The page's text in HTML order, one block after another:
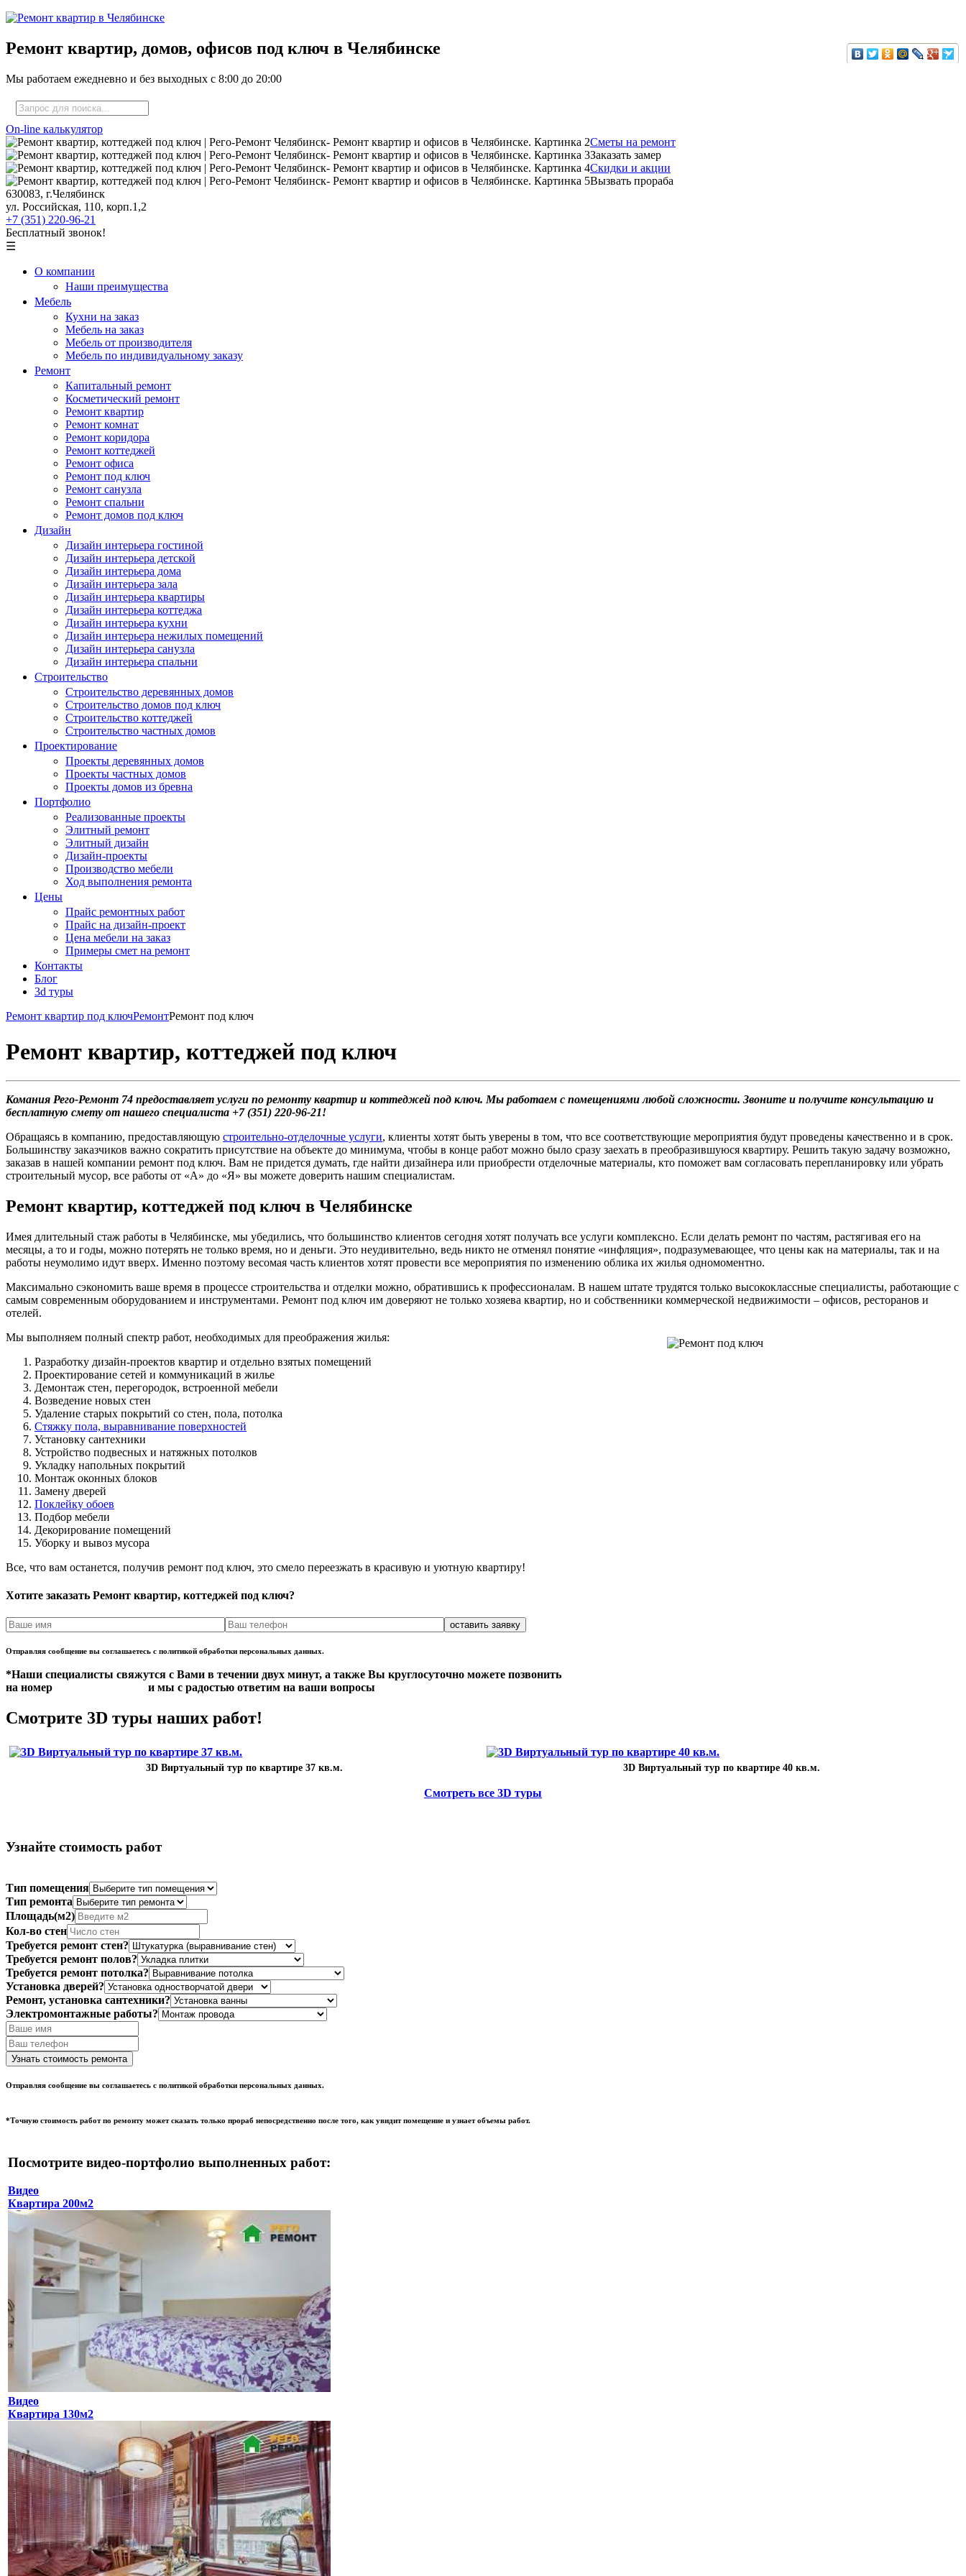
Ремонт квартир, домов, офисов под ключ в Челябинске
Мы работаем ежедневно и без выходных с 8:00 до 20:00
On-line калькулятор
Сметы на ремонт
Заказать замер
Скидки и акции
Вызвать прораба
630083, г.Челябинск
ул. Российская, 110, корп.1,2
+7 (351) 220-96-21
Бесплатный звонок!
☰
О компании
Наши преимущества
Мебель
Кухни на заказ
Мебель на заказ
Мебель от производителя
Мебель по индивидуальному заказу
Ремонт
Капитальный ремонт
Косметический ремонт
Ремонт квартир
Ремонт комнат
Ремонт коридора
Ремонт коттеджей
Ремонт офиса
Ремонт под ключ
Ремонт санузла
Ремонт спальни
Ремонт домов под ключ
Дизайн
Дизайн интерьера гостиной
Дизайн интерьера детской
Дизайн интерьера дома
Дизайн интерьера зала
Дизайн интерьера квартиры
Дизайн интерьера коттеджа
Дизайн интерьера кухни
Дизайн интерьера нежилых помещений
Дизайн интерьера санузла
Дизайн интерьера спальни
Строительство
Строительство деревянных домов
Строительство домов под ключ
Строительство коттеджей
Строительство частных домов
Проектирование
Проекты деревянных домов
Проекты частных домов
Проекты домов из бревна
Портфолио
Реализованные проекты
Элитный ремонт
Элитный дизайн
Дизайн-проекты
Производство мебели
Ход выполнения ремонта
Цены
Прайс ремонтных работ
Прайс на дизайн-проект
Цена мебели на заказ
Примеры смет на ремонт
Контакты
Блог
3d туры
Ремонт квартир под ключРемонтРемонт под ключ
Ремонт квартир, коттеджей под ключ
Комания Рего-Ремонт 74 предоставляет услуги по ремонту квартир и коттеджей под ключ. Мы работаем с помещениями любой сложности. Звоните и получите консультацию и
бесплатную смету от нашего специалиста +7 (351) 220-96-21!
Обращаясь в компанию, предоставляющую строительно-отделочные услуги, клиенты хотят быть уверены в том, что все соответствующие мероприятия будут проведены качественно и в срок.
Большинству заказчиков важно сократить присутствие на объекте до минимума, чтобы в конце работ можно было сразу заехать в преобразившуюся квартиру. Решить такую задачу возможно,
заказав в нашей компании ремонт под ключ. Вам не придется думать, где найти дизайнера или приобрести отделочные материалы, кто поможет вам согласовать перепланировку или убрать
строительный мусор, все работы от «А» до «Я» вы можете доверить нашим специалистам.
Ремонт квартир, коттеджей под ключ в Челябинске
Имея длительный стаж работы в Челябинске, мы убедились, что большинство клиентов сегодня хотят получать все услуги комплексно. Если делать ремонт по частям, растягивая его на
месяцы, а то и годы, можно потерять не только время, но и деньги. Это неудивительно, ведь никто не отменял понятие «инфляция», подразумевающее, что цены как на материалы, так и на
работы неумолимо идут вверх. Именно поэтому весомая часть клиентов хотят провести все мероприятия по изменению облика их жилья одномоментно.
Максимально сэкономить ваше время в процессе строительства и отделки можно, обратившись к профессионалам. В нашем штате трудятся только высококлассные специалисты, работающие с
самым современным оборудованием и инструментами. Ремонт под ключ им доверяют не только хозяева квартир, но и собственники коммерческой недвижимости – офисов, ресторанов и
отелей.
Мы выполняем полный спектр работ, необходимых для преображения жилья:
Разработку дизайн-проектов квартир и отдельно взятых помещений
Проектирование сетей и коммуникаций в жилье
Демонтаж стен, перегородок, встроенной мебели
Возведение новых стен
Удаление старых покрытий со стен, пола, потолка
Стяжку пола, выравнивание поверхностей
Установку сантехники
Устройство подвесных и натяжных потолков
Укладку напольных покрытий
Монтаж оконных блоков
Замену дверей
Поклейку обоев
Подбор мебели
Декорирование помещений
Уборку и вывоз мусора
Все, что вам останется, получив ремонт под ключ, это смело переезжать в красивую и уютную квартиру!
Хотите заказать Ремонт квартир, коттеджей под ключ?
Отправляя сообщение вы соглашаетесь с политикой обработки персональных данных.
*Наши специалисты свяжутся с Вами в течении двух минут, а также Вы круглосуточно можете позвонить
на номер
и мы с радостью ответим на ваши вопросы
Смотрите 3D туры наших работ!
3D Виртуальный тур по квартире 37 кв.м. 3D Виртуальный тур по квартире 40 кв.м.
Смотреть все 3D туры
Узнайте стоимость работ
Тип помещения
Тип ремонта
Площадь(м2)
Кол-во стен
Требуется ремонт стен?
Требуется ремонт полов?
Требуется ремонт потолка?
Установка дверей?
Ремонт, установка сантехники?
Электромонтажные работы?
Отправляя сообщение вы соглашаетесь с политикой обработки персональных данных.
*Точную стоимость работ по ремонту может сказать только прораб непосредственно после того, как увидит помещение и узнает объемы работ.
Посмотрите видео-портфолио выполненных работ:
Видео
Квартира 200м2
Видео
Квартира 130м2